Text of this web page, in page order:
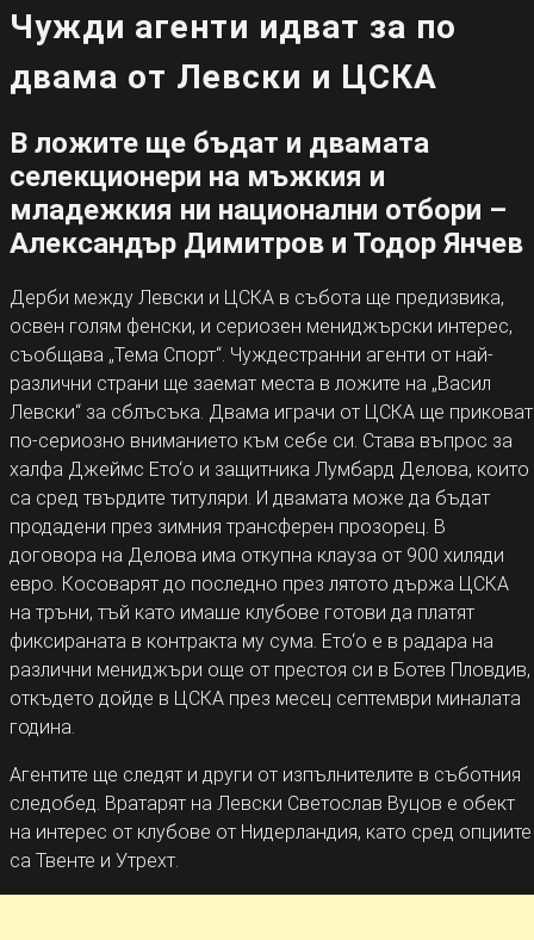
Чужди агенти идват за по
двама от Левски и ЦСКА
В ложите ще бъдат и двамата
селекционери на мъжкия и
младежкия ни национални отбори –
Александър Димитров и Тодор Янчев
Дерби между Левски и ЦСКА в събота ще предизвика,
освен голям фенски, и сериозен мениджърски интерес,
съобщава „Тема Спорт“. Чуждестранни агенти от най-
различни страни ще заемат места в ложите на „Васил
Левски“ за сблъсъка. Двама играчи от ЦСКА ще приковат
по-сериозно вниманието към себе си. Става въпрос за
халфа Джеймс Ето‘о и защитника Лумбард Делова, които
са сред твърдите титуляри. И двамата може да бъдат
продадени през зимния трансферен прозорец. В
договора на Делова има откупна клауза от 900 хиляди
евро. Косоварят до последно през лятото държа ЦСКА
на тръни, тъй като имаше клубове готови да платят
фиксираната в контракта му сума. Ето‘о е в радара на
различни мениджъри още от престоя си в Ботев Пловдив,
откъдето дойде в ЦСКА през месец септември миналата
година.
Агентите ще следят и други от изпълнителите в съботния
следобед. Вратарят на Левски Светослав Вуцов е обект
на интерес от клубове от Нидерландия, като сред опциите
са Твенте и Утрехт.